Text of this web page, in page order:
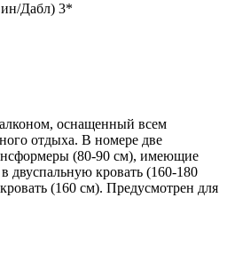
Дабл) 3*
оснащенный всем
отдыха. В номере две
(80-90 см), имеющие
двуспальную кровать (160-180
(160 см). Предусмотрен для